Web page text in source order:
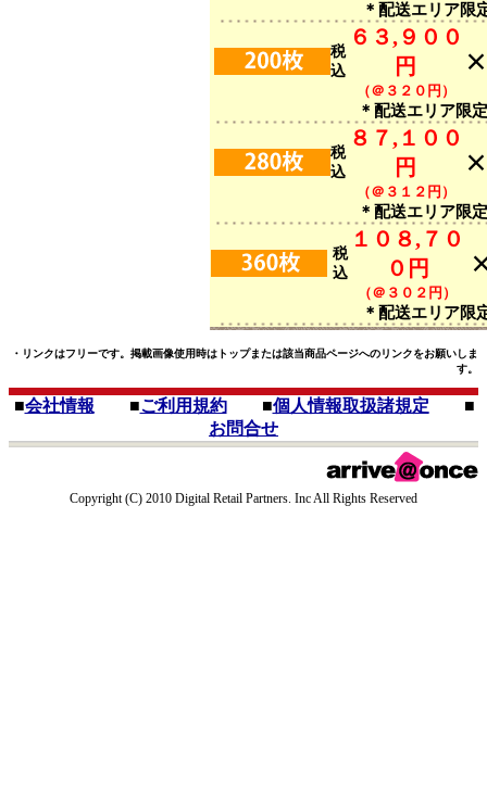
＊配送エリア限
税
込
６３,９００
円
（＠３２０円）
＊配送エリア限
税
込
８７,１００
円
（＠３１２円）
＊配送エリア限
税
込
１０８,７０
０円
（＠３０２円）
＊配送エリア限
・リンクはフリーです。掲載画像使用時はトップまたは該当商品ページへのリンクをお願いしま
す。
■会社情報 ■ご利用規約■個人情報取扱諸規定 ■
お問合せ
Copyright (C) 2010 Digital Retail Partners. Inc All Rights Reserved